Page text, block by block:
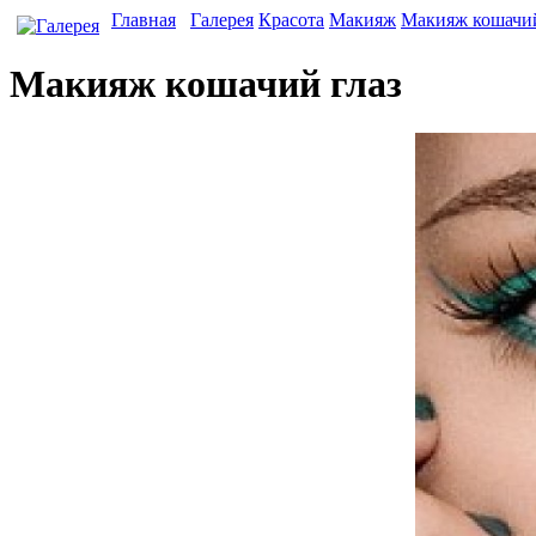
Главная Галерея Красота Макияж Макияж
Макияж кошачий глаз